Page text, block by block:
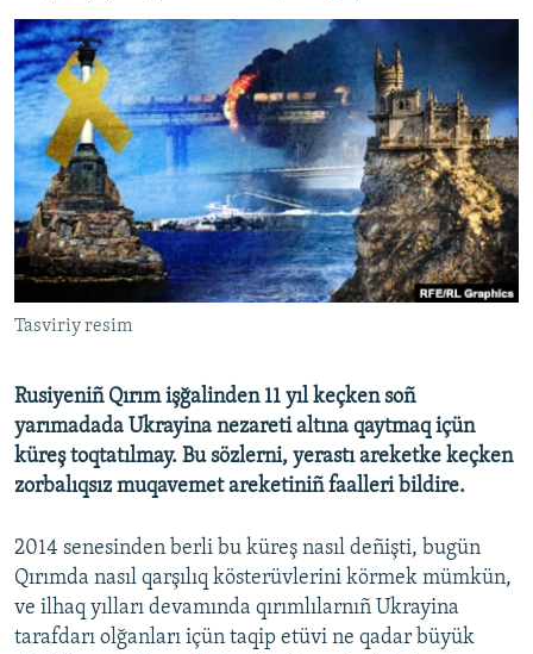
SÜRET
BLOGLAR
FİKİR
Русский
Українською
QOŞULIÑIZ!
RFE/RS bütün saytları
Tasviriy resim
Rusiyeniñ Qırım işğalinden 11 yıl keçken soñ
yarımadada Ukrayina nezareti altına qaytmaq içün
küreş toqtatılmay. Bu sözlerni, yerastı areketke keçken
zorbalıqsız muqavemet areketiniñ faalleri bildire.
2014 senesinden berli bu küreş nasıl deñişti, bugün
Qırımda nasıl qarşılıq kösterüvlerini körmek mümkün,
ve ilhaq yılları devamında qırımlılarnıñ Ukrayina
tarafdarı olğanları içün taqip etüvi ne qadar büyük